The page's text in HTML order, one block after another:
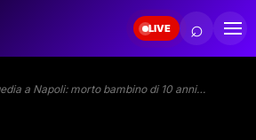
LIVE ⌕
a Napoli: morto bambino di 10 anni…